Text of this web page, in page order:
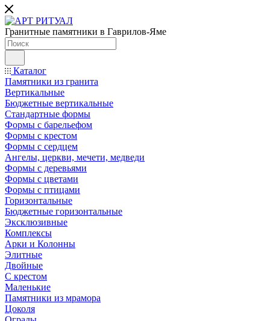
Гранитные памятники в Гаврилов-Яме
Каталог
Памятники из гранита
Вертикальные
Бюджетные вертикальные
Стандартные формы
Формы с барельефом
Формы с крестом
Формы с сердцем
Ангелы, церкви, мечети, медведи
Формы с деревьями
Формы с цветами
Формы с птицами
Горизонтальные
Бюджетные горизонтальные
Эксклюзивные
Комплексы
Арки и Колонны
Элитные
Двойные
С крестом
Маленькие
Памятники из мрамора
Цоколя